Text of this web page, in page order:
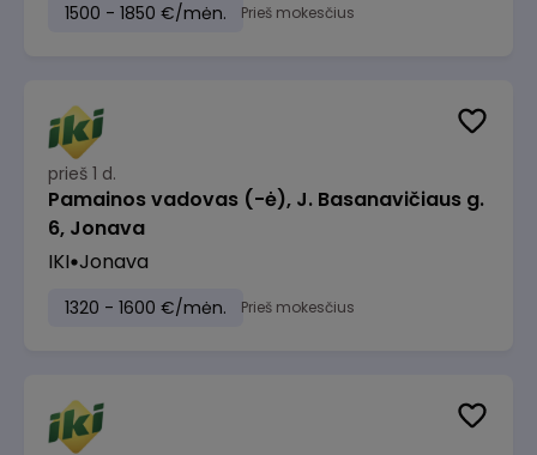
1500 - 1850 €/mėn. Prieš mokesčius
prieš 1 d.
Pamainos vadovas (-ė), J. Basanavičiaus g.
6, Jonava
IKI Jonava
1320 - 1600 €/mėn. Prieš mokesčius